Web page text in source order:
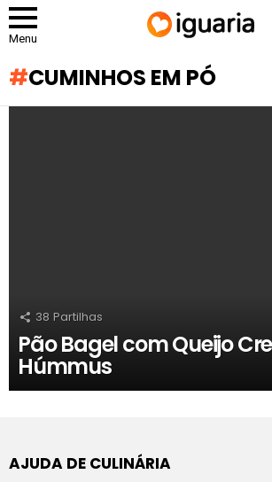
Menu
CUMINHOS EM PÓ
38 Partilhas
Pão Bagel com Queijo
Húmmus
AJUDA DE CULINÁRIA